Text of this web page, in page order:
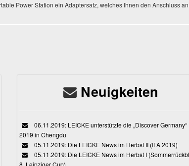
Power Station ein Adaptersatz, welches Ihnen den Anschluss
Neuigkeiten
06.11.2019: LEICKE unterstützte die „Discover Germany“
2019 in Chengdu
05.11.2019: Die LEICKE News im Herbst II (IFA 2019)
05.11.2019: Die LEICKE News im Herbst I
8. Leipziger Cup)